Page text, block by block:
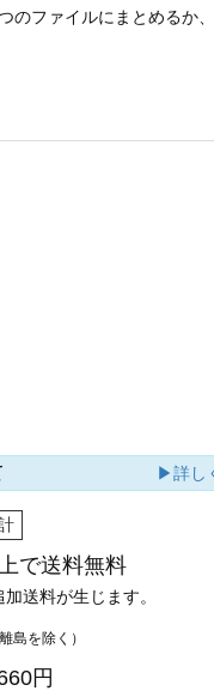
のファイルにまとめるか
▶詳し
で送料無料
送料が生じます。
島を除く）
円